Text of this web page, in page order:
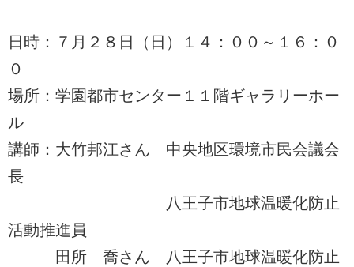
日時：７月２８日（日）１４：００～１６：０
０
場所：学園都市センター１１階ギャラリーホー
ル
講師：大竹邦江さん 中央地区環境市民会議会
長
八王子市地球温暖化防止
活動推進員
田所 喬さん 八王子市地球温暖化防止